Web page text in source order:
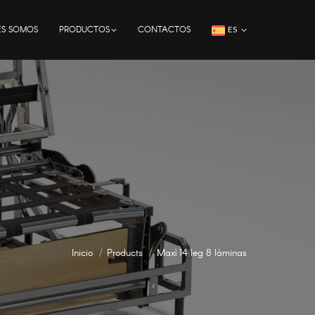
SOMOS PRODUCTOS CONTACTOS ES
Inicio Products Maxì 14 leg 8 láminas